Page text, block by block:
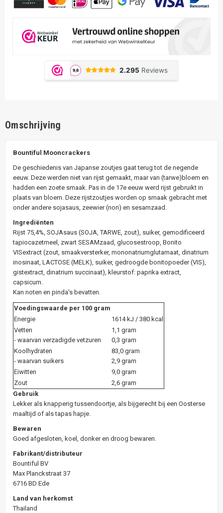
Omschrijving
Bountiful Mooncrackers
De geschiedenis van Japanse zoutjes gaat terug tot de negende
eeuw. Deze werden niet van rijst gemaakt, maar van (tarwe)bloem en
hadden een zoete smaak. Pas in de 17e eeuw werd rijst gebruikt in
plaats van bloem. Deze rijstzoutjes worden op smaak gebracht met
onder andere sojasaus, zeewier (nori) en sesamzaad.
Ingrediënten
Rijst 75,4%, SOJAsaus (SOJA, TARWE, zout), suiker, gemodificeerd
tapiocazetmeel, zwart SESAMzaad, glucosestroop, Bonito
VISextract (zout, smaakversterker, mononatriumglutamaat, dinatrium
inosinaat, LACTOSE (MELK), suiker, gedroogde bonitopoeder (VIS),
gistextract, dinatrium succinaat), kleurstof: paprika extract,
capsicum.
Kan noten en pinda's bevatten.
Voedingswaarde per 100 gram
Energie
1614 kJ / 380 kcal
Vetten
- waarvan verzadigde vetzuren
1,1 gram
0,3 gram
Koolhydraten
- waarvan suikers
83,0 gram
2,9 gram
Eiwitten
9,0 gram
Zout
2,6 gram
Gebruik
Lekker als knapperig tussendoortje, als bijgerecht bij een Oosterse
maaltijd of als tapas hapje.
Bewaren
Goed afgesloten, koel, donker en droog bewaren.
Fabrikant/distributeur
Bountiful BV
Max Planckstraat 37
6716 BD Ede
Land van herkomst
Thailand